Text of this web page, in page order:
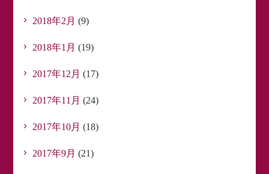
2018年2月 (9)
2018年1月 (19)
2017年12月 (17)
2017年11月 (24)
2017年10月 (18)
2017年9月 (21)